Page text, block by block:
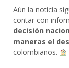
Aún la noticia
contar con
decisión
maneras el
colombianos.